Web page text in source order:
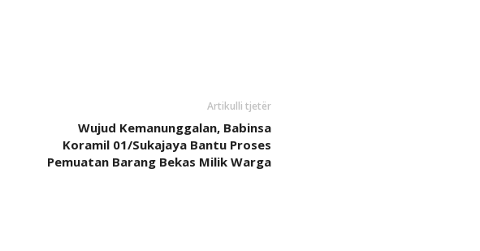
Artikulli tjetër
Wujud Kemanunggalan, Babinsa
Koramil 01/Sukajaya Bantu Proses
Pemuatan Barang Bekas Milik Warga